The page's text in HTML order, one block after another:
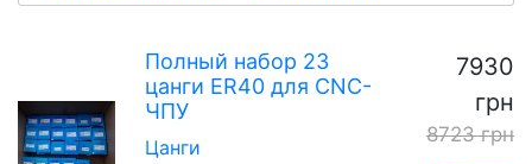
Полный набор 23
цанги ER40 для CNC-
ЧПУ
Цанги
7930
грн
8723 грн